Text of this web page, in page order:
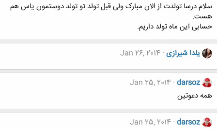
سلام درسا تولدت از الان مبارک ولی قبل تولد تو تولد دوستمون یاس هم
هست.
حسابی این ماه تولد داریم.
یلدا شیرازی Jan 26, 2014
darsoz
Jan 25, 2014
همه دعوتین
darsoz
Jan 25, 2014